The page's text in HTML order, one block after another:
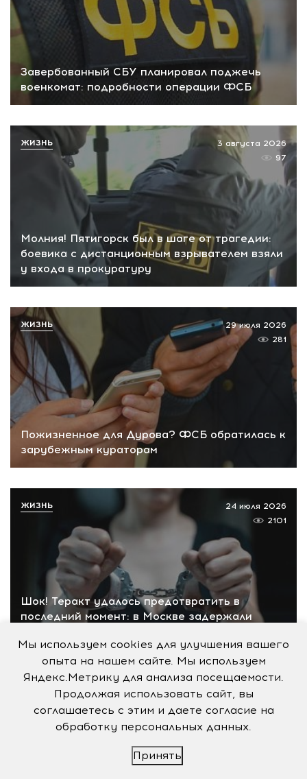
Завербованный СБУ планировал поджечь
военкомат: подробности операции ФСБ
Молния! Пятигорск был в шаге от трагедии:
боевика с дистанционным взрывателем взяли
у входа в прокуратуру
3 августа 2026
97
ЖИЗНЬ
Пожизненное для Дурова? ФСБ обратилась к
зарубежным кураторам
29 июля 2026
281
ЖИЗНЬ
Шок! Теракт удалось предотвратить в
последний момент: в Москве задержали
24 июля 2026
2101
ЖИЗНЬ
Мы используем cookies для улучшения вашего
опыта на нашем сайте. Мы используем
Яндекс.Метрику для анализа посещаемости.
Продолжая использовать сайт, вы
соглашаетесь с этим и даете согласие на
обработку персональных данных.
Принять